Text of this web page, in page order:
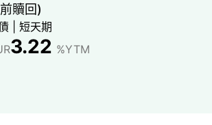
贖回)
短天期
3.22 %YTM